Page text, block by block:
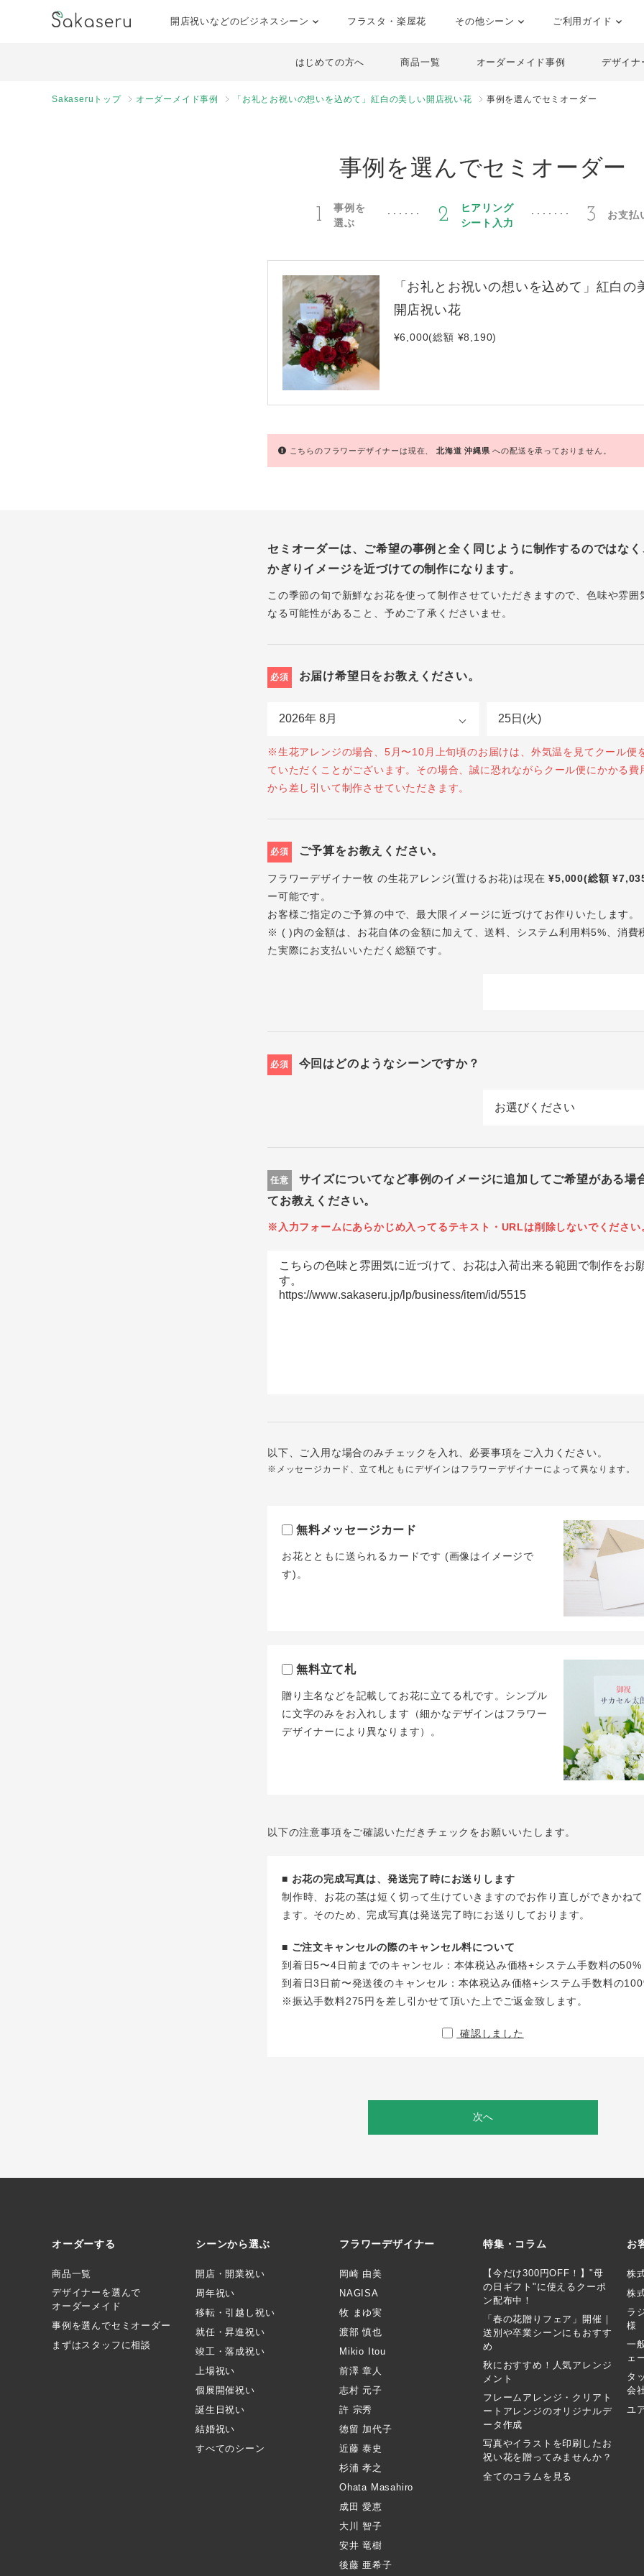
開店祝いなどのビジネスシーン フラスタ・楽屋花 その他シーン ご利用ガイド
はじめての方へ 商品一覧 オーダーメイド事例 デザイナ
Sakaseruトップ オーダーメイド事例 「お礼とお祝いの想いを込めて」紅白の美しい開店祝い花 事例を選んでセミオーダー
事例を選んでセミオーダー
1
事例を
選ぶ
2
ヒアリング
シート入力
3 お支払
「お礼とお祝いの想いを込めて」紅白の
開店祝い花
¥6,000(総額 ¥8,190)
こちらのフラワーデザイナーは現在、北海道沖縄県への配送を承っておりません。
セミオーダーは、ご希望の事例と全く同じように制作するのではな
かぎりイメージを近づけての制作になります。
この季節の旬で新鮮なお花を使って制作させていただきますので、色味や雰囲
なる可能性があること、予めご了承くださいませ。
必須 お届け希望日をお教えください。
※生花アレンジの場合、5月〜10月上旬頃のお届けは、外気温を見てクール便
ていただくことがございます。その場合、誠に恐れながらクール便にかかる費
から差し引いて制作させていただきます。
必須 ご予算をお教えください。
フラワーデザイナー牧 の生花アレンジ(置けるお花)は現在¥5,000(総額
ー可能です。
お客様ご指定のご予算の中で、最大限イメージに近づけてお作りいたします。
※ ( )内の金額は、お花自体の金額に加えて、送料、システム利用料5%、消費
た実際にお支払いいただく総額です。
必須 今回はどのようなシーンですか？
任意
サイズについてなど事例のイメージに追加してご希望がある場
てお教えください。
※入力フォームにあらかじめ入ってるテキスト・URLは削除しないでください
以下、ご入用な場合のみチェックを入れ、必要事項をご入力ください。
※メッセージカード、立て札ともにデザインはフラワーデザイナーによって異なります。
無料メッセージカード
お花とともに送られるカードです (画像はイメージで
す)。
無料立て札
贈り主名などを記載してお花に立てる札です。シンプル
に文字のみをお入れします（細かなデザインはフラワー
デザイナーにより異なります）。
以下の注意事項をご確認いただきチェックをお願いいたします。
■ お花の完成写真は、発送完了時にお送りします
制作時、お花の茎は短く切って生けていきますのでお作り直しができかね
ます。そのため、完成写真は発送完了時にお送りしております。
■ ご注文キャンセルの際のキャンセル料について
到着日5〜4日前までのキャンセル：本体税込み価格+システム手数料の50%
到着日3日前〜発送後のキャンセル：本体税込み価格+システム手数料の
※振込手数料275円を差し引かせて頂いた上でご返金致します。
確認しました
次へ
オーダーする
商品一覧
デザイナーを選んで
オーダーメイド
事例を選んでセミオーダー
まずはスタッフに相談
シーンから選ぶ
開店・開業祝い
周年祝い
移転・引越し祝い
就任・昇進祝い
竣工・落成祝い
上場祝い
個展開催祝い
誕生日祝い
結婚祝い
すべてのシーン
フラワーデザイナー
岡崎 由美
NAGISA
牧 まゆ実
渡部 慎也
Mikio Itou
前澤 章人
志村 元子
許 宗秀
徳留 加代子
近藤 泰史
杉浦 孝之
Ohata Masahiro
成田 愛恵
大川 智子
安井 竜樹
後藤 亜希子
特集・コラム
【今だけ300円OFF！】"母
の日ギフト"に使えるクーポ
ン配布中！
「春の花贈りフェア」開催｜
送別や卒業シーンにもおすす
め
秋におすすめ！人気アレンジ
メント
フレームアレンジ・クリアト
ートアレンジのオリジナルデ
ータ作成
写真やイラストを印刷したお
祝い花を贈ってみませんか？
全てのコラムを見る
お
株
株
ラ
様
一
ェ
タ
会
ユ